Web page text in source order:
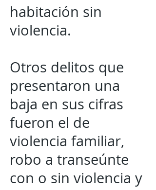
habitación sin
violencia.
Otros delitos que
presentaron una
baja en sus cifras
fueron el de
violencia familiar,
robo a transeúnte
con o sin violencia y